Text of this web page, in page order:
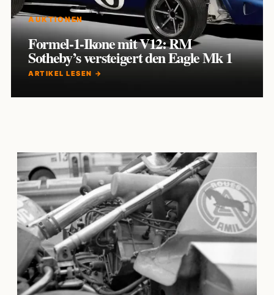
AUKTIONEN
Formel-1-Ikone mit V12: RM
Sotheby’s versteigert den Eagle Mk 1
ARTIKEL LESEN →